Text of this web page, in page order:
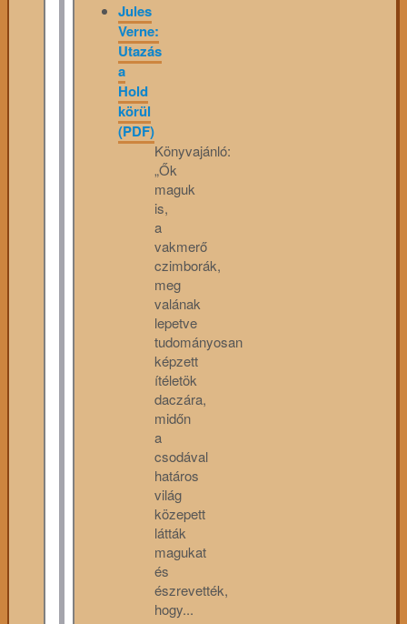
Jules
Verne:
Utazás
a
Hold
körül
(PDF)
Könyvajánló:
„Ők
maguk
is,
a
vakmerő
czimborák,
meg
valának
lepetve
tudományosan
képzett
ítéletök
daczára,
midőn
a
csodával
határos
világ
közepett
látták
magukat
és
észrevették,
hogy...